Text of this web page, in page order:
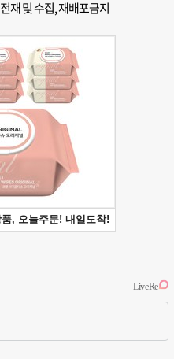
및 수집, 재배포금지